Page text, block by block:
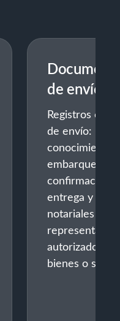
de envío
Registros
de envío:
embarque,
entrega y
notariales de
autorizados a
bienes o